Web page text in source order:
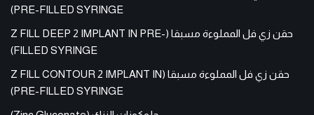
PRE-FILLED SYRINGE)
حقن زي فل المملوءة مسبقا (Z FILL DEEP 2 IMPLANT IN PRE-
FILLED SYRINGE)
حقن زي فل المملوءة مسبقا (Z FILL CONTOUR 2 IMPLANT IN
PRE-FILLED SYRINGE)